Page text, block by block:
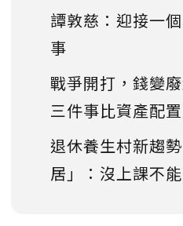
譚敦慈：迎接一
事
戰爭開打，錢變
三件事比資產配
退休養生村新趨
居」：沒上課不